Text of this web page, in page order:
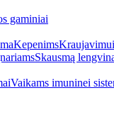
gaminiai
Kepenims
Skausmą
Vaikams imuninei